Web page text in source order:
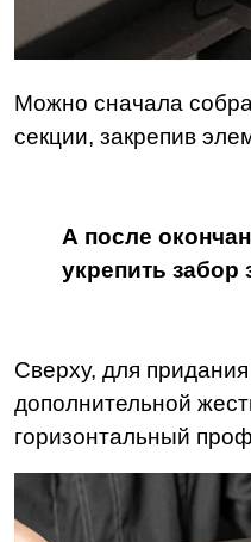
Можно сначала
секции, закрепив
А после
укрепить забор
Сверху, для придания
дополнительной
горизонтальный